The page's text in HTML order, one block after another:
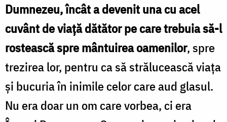
Dumnezeu, încât a devenit una cu acel
cuvânt de viaţă dătător pe care trebuia să-l
rostească spre mântuirea oamenilor, spre
trezirea lor, pentru ca să strălucească viaţa
şi bucuria în inimile celor care aud glasul.
Nu era doar un om care vorbea, ci era